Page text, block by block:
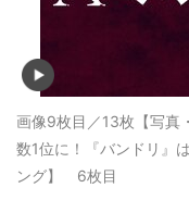
画像9枚目／13枚 【写
数1位に！『バンドリ』
ング】 6枚目